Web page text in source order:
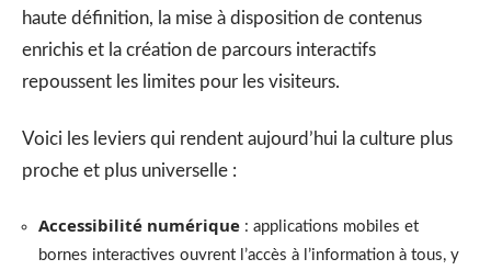
haute définition, la mise à disposition de contenus
enrichis et la création de parcours interactifs
repoussent les limites pour les visiteurs.
Voici les leviers qui rendent aujourd’hui la culture plus
proche et plus universelle :
Accessibilité numérique : applications mobiles et
bornes interactives ouvrent l’accès à l’information à tous, y